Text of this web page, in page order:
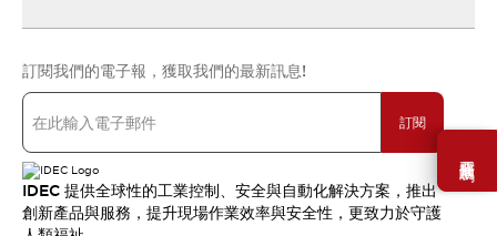
需要幫助嗎？
訂閱我們的電子報，獲取我們的最新訊息!
訂閱
IDEC 提供全球性的工業控制、安全與自動化解決方案，推出
創新產品與服務，提升現場作業效率與安全性，更致力於守護